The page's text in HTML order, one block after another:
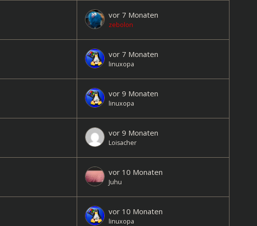
vor 7 Monaten
zebolon
vor 7 Monaten
linuxopa
vor 9 Monaten
linuxopa
vor 9 Monaten
Loisacher
vor 10 Monaten
Juhu
vor 10 Monaten
linuxopa